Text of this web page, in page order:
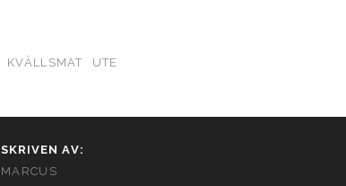
KVÄLLSMAT UTE
SKRIVEN AV:
MARCUS